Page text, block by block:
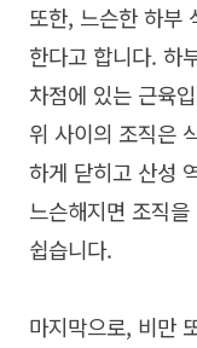
또한, 느슨한 하부
한다고 합니다. 하
차점에 있는 근육
위 사이의 조직은
하게 닫히고 산성
느슨해지면 조직
쉽습니다.
마지막으로, 비만